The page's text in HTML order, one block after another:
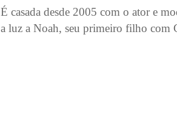
É casada desde 2005 com o ator e
a luz a Noah, seu primeiro filho com